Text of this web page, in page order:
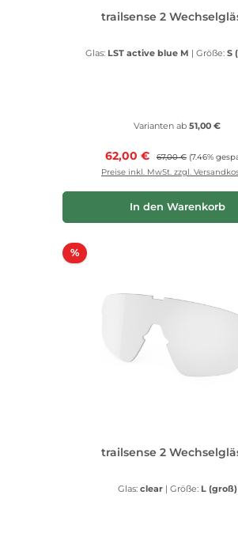
trailsense 2
Glas: LST active blue M | Größe: S
Varianten ab 51,00 €
Verkaufspreis:
62,00 € Regulärer Preis:
67,00 € (7.46%
Preise inkl. MwSt. zzgl.
In den Warenkorb
%Rabatt
trailsense 2
Glas: clear | Größe: L (groß)